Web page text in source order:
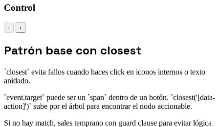
Control
‹ ›
Patrón base con closest
`closest` evita fallos cuando haces click en iconos internos o texto
anidado.
`event.target` puede ser un `span` dentro de un botón. `closest('[data-
action]')` sube por el árbol para encontrar el nodo accionable.
Si no hay match, sales temprano con guard clause para evitar lógica